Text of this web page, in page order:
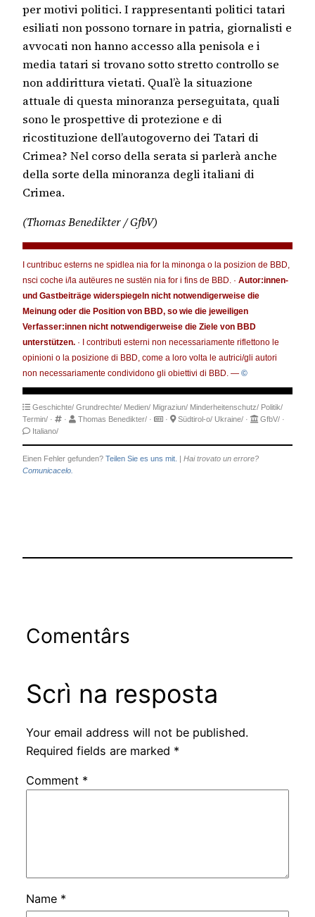
per motivi politici. I rappresentanti politici tatari
esiliati non possono tornare in patria, giornalisti e
avvocati non hanno accesso alla penisola e i
media tatari si trovano sotto stretto controllo se
non addirittura vietati. Qual’è la situazione
attuale di questa minoranza perseguitata, quali
sono le prospettive di protezione e di
ricostituzione dell’autogoverno dei Tatari di
Crimea? Nel corso della serata si parlerà anche
della sorte della minoranza degli italiani di
Crimea.
(Thomas Benedikter / GfbV)
I cuntribuc esterns ne spidlea nia for la minonga o la posizion de BBD,
nsci coche i/la autëures ne sustën nia for i fins de BBD. · Autor:innen-
und Gastbeiträge widerspiegeln nicht notwendigerweise die
Meinung oder die Position von BBD, so wie die jeweiligen
Verfasser:innen nicht notwendigerweise die Ziele von BBD
unterstützen. · I contributi esterni non necessariamente riflettono le
opinioni o la posizione di BBD, come a loro volta le autrici/gli autori
non necessariamente condividono gli obiettivi di BBD. — ©
Geschichte/ Grundrechte/ Medien/ Migraziun/ Minderheitenschutz/ Politik/
Termin/ · · Thomas Benedikter/ · · Südtirol-o/ Ukraine/ · GfbV/ ·
Italiano/
Einen Fehler gefunden? Teilen Sie es uns mit.
Hai trovato un errore?
Comunicacelo.
Comentârs
Scrì na resposta
Your email address will not be published.
Required fields are marked *
Comment *
Name *